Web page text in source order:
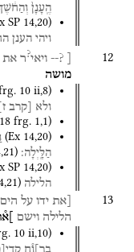
הֶֽעָנָן֙
SP 14,20)
ויהי הענן
12
[ ?-- ויאי?ר את
מושה
10 ii,8)
ולא
[קרב
frg. 1,1)
(Ex 14,20)
הַלָּֽיְלָה׃
,21)
SP 14,20)
הלילה
,21)
13 [את ידו על הים
הלילה וישם
10 ii,10)
בר]ו֯ח